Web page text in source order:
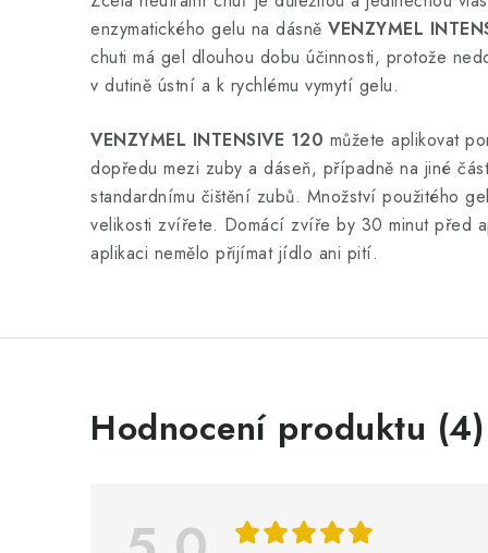
enzymatického gelu na dásně VENZYMEL
chuti má gel dlouhou dobu účinnosti, protože
v dutině ústní a k rychlému vymytí gelu.
VENZYMEL INTENSIVE 120 můžete aplikovat
dopředu mezi zuby a dáseň, případně na jiné
standardnímu čištění zubů. Množství použitého
velikosti zvířete. Domácí zvíře by 30 minut před
aplikaci nemělo přijímat jídlo ani pití.
Hodnocení produktu (4)
V